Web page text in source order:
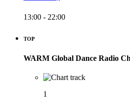
13:00 - 22:00
TOP
WARM Global Dance Radio
1